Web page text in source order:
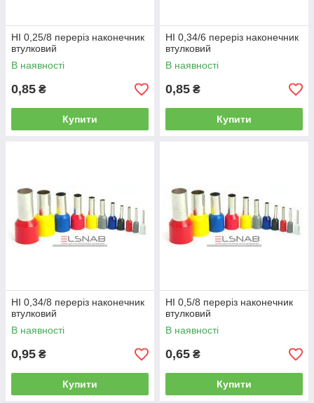
НІ 0,25/8 переріз наконечник
втулковий
В наявності
0,85 ₴
Купити
НІ 0,34/6 переріз наконечник
втулковий
В наявності
0,85 ₴
Купити
НІ 0,34/8 переріз наконечник
втулковий
В наявності
0,95 ₴
Купити
НІ 0,5/8 переріз наконечник
втулковий
В наявності
0,65 ₴
Купити